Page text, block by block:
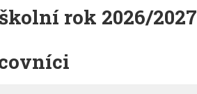
rok 2026/2027